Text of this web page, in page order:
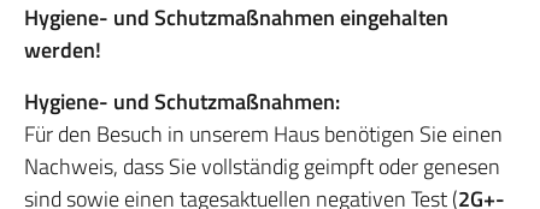
Hygiene- und Schutzmaßnahmen eingehalten
werden!
Hygiene- und Schutzmaßnahmen:
Für den Besuch in unserem Haus benötigen Sie einen
Nachweis, dass Sie vollständig geimpft oder genesen
sind sowie einen tagesaktuellen negativen Test (2G+-